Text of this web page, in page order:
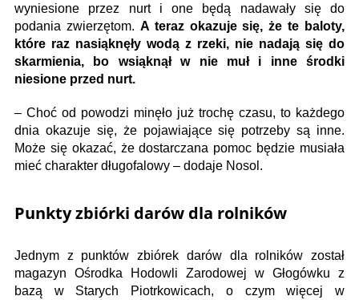
wyniesione przez nurt i one będą nadawały się do
podania zwierzętom. A teraz okazuje się, że te baloty,
które raz nasiąknęły wodą z rzeki, nie nadają się do
skarmienia, bo wsiąknął w nie muł i inne środki
niesione przed nurt.
– Choć od powodzi minęło już trochę czasu, to każdego
dnia okazuje się, że pojawiające się potrzeby są inne.
Może się okazać, że dostarczana pomoc będzie musiała
mieć charakter długofalowy – dodaje Nosol.
Punkty zbiórki darów dla rolników
Jednym z punktów zbiórek darów dla rolników został
magazyn Ośrodka Hodowli Zarodowej w Głogówku z
bazą w Starych Piotrkowicach, o czym więcej w